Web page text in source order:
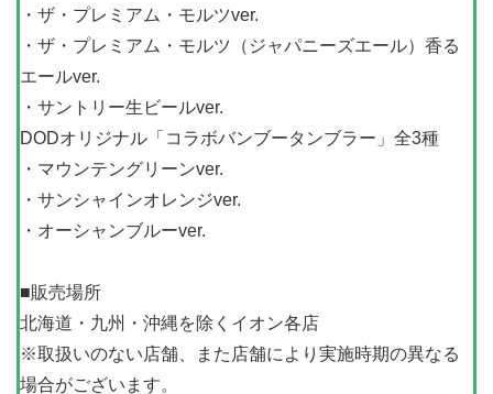
・ザ・プレミアム・モルツver.
・ザ・プレミアム・モルツ（ジャパニーズエール）香る
エールver.
・サントリー生ビールver.
DODオリジナル「コラボバンブータンブラー」全3種
・マウンテングリーンver.
・サンシャインオレンジver.
・オーシャンブルーver.
■販売場所
北海道・九州・沖縄を除くイオン各店
※取扱いのない店舗、また店舗により実施時期の異なる
場合がございます。